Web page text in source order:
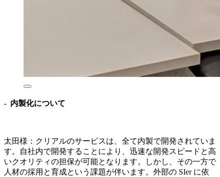
- 内製化について
太田様：クリアルのサービスは、全て内製で開発されていま
す。自社内で開発することにより、迅速な開発スピードと高
いクオリティの担保が可能となります。しかし、その一方で
人材の採用と育成という課題が伴います。外部の SIer に依